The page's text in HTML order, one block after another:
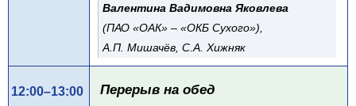
Валентина Вадимовна Яковлева
(ПАО «ОАК» – «ОКБ Сухого»),
А.П. Мишачёв, С.А. Хижняк
12:00–13:00 Перерыв на обед